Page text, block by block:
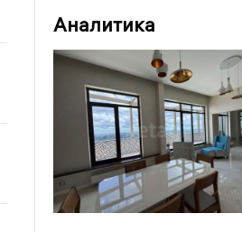
Аналитика